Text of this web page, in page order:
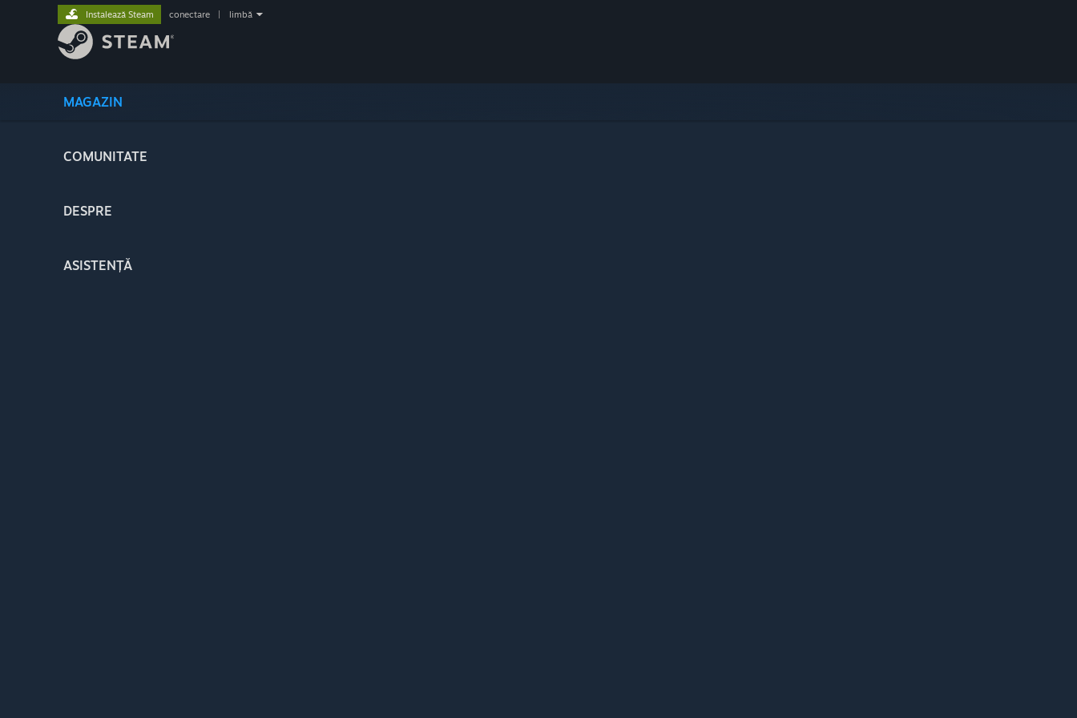
MAGAZIN
COMUNITATE
DESPRE
ASISTENȚĂ
Instalează Steam conectare limbă